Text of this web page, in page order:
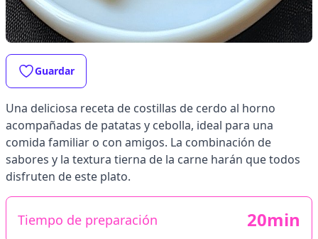
Guardar
Una deliciosa receta de costillas de cerdo al horno
acompañadas de patatas y cebolla, ideal para una
comida familiar o con amigos. La combinación de
sabores y la textura tierna de la carne harán que todos
disfruten de este plato.
Tiempo de preparación 20min